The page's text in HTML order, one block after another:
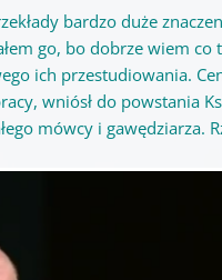
bardzo duże
go, bo dobrze wiem
ich przestudiowania.
wniósł do powstania
mówcy i gawędziarza.